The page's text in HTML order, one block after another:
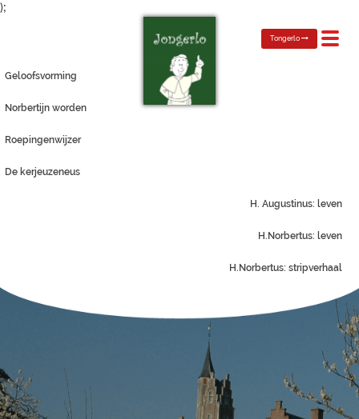
);
Toggle
Tongerlo
Geloofsvorming
Norbertijn worden
Roepingenwijzer
De kerjeuzeneus
H. Augustinus: leven
H.Norbertus: leven
H.Norbertus: stripverhaal